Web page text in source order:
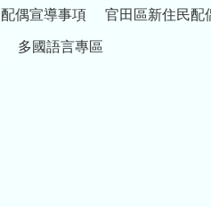
偶宣導事項 官田區新住民配
多國語言專區